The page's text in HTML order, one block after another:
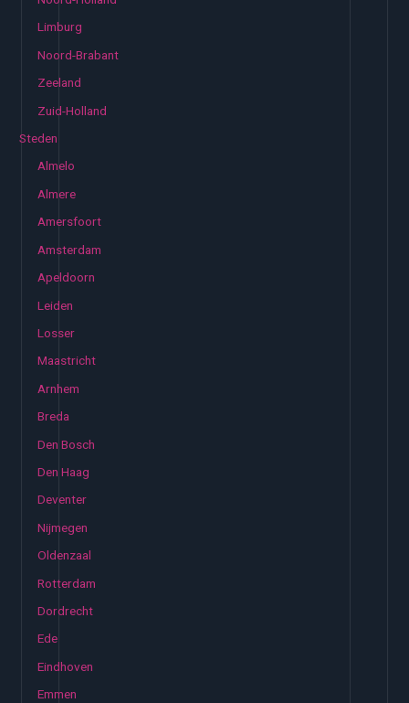
Limburg
Noord-Brabant
Zeeland
Zuid-Holland
Steden
Almelo
Almere
Amersfoort
Amsterdam
Apeldoorn
Leiden
Losser
Maastricht
Arnhem
Breda
Den Bosch
Den Haag
Deventer
Nijmegen
Oldenzaal
Rotterdam
Dordrecht
Ede
Eindhoven
Emmen